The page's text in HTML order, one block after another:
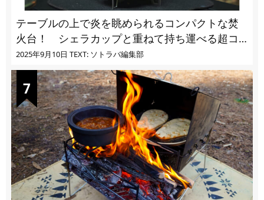
テーブルの上で炎を眺められるコンパクトな焚
火台！ シェラカップと重ねて持ち運べる超コ
ンパクト収納
2025年9月10日 TEXT: ソトラバ編集部